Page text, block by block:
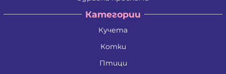
Категории
Кучета
Котки
Птици